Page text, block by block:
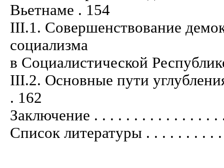
Вьетнаме . 154
III.1. Совершенствование
социализма
в Социалистической
III.2. Основные пути
. 162
Заключение . . . . . . . . . . . . . . .
Список литературы . . . . . . . . .